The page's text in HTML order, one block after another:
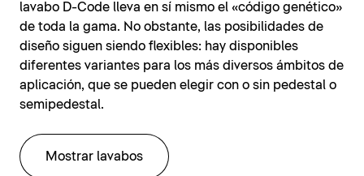
lavabo D-Code lleva en sí mismo el «código genético»
de toda la gama. No obstante, las posibilidades de
diseño siguen siendo flexibles: hay disponibles
diferentes variantes para los más diversos ámbitos de
aplicación, que se pueden elegir con o sin pedestal o
semipedestal.
Mostrar lavabos